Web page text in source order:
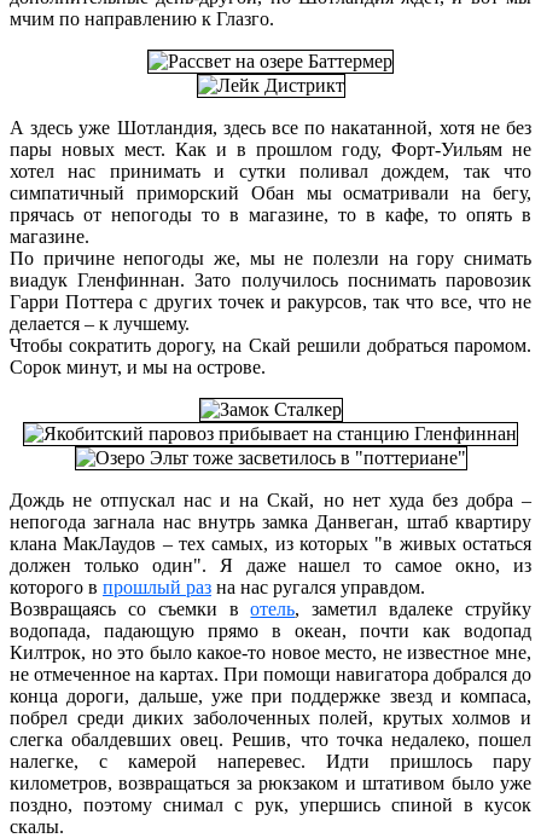
мчим по направлению к Глазго.
А здесь уже Шотландия, здесь все по накатанной, хотя не без
пары новых мест. Как и в прошлом году, Форт-Уильям не
хотел нас принимать и сутки поливал дождем, так что
симпатичный приморский Обан мы осматривали на бегу,
прячась от непогоды то в магазине, то в кафе, то опять в
магазине.
По причине непогоды же, мы не полезли на гору снимать
виадук Гленфиннан. Зато получилось поснимать паровозик
Гарри Поттера с других точек и ракурсов, так что все, что не
делается – к лучшему.
Чтобы сократить дорогу, на Скай решили добраться паромом.
Сорок минут, и мы на острове.
Дождь не отпускал нас и на Скай, но нет худа без добра –
непогода загнала нас внутрь замка Данвеган, штаб квартиру
клана МакЛаудов – тех самых, из которых "в живых остаться
должен только один". Я даже нашел то самое окно, из
которого в прошлый раз на нас ругался управдом.
Возвращаясь со съемки вотель, заметил вдалеке струйку
водопада, падающую прямо в океан, почти как водопад
Килтрок, но это было какое-то новое место, не известное мне,
не отмеченное на картах. При помощи навигатора добрался до
конца дороги, дальше, уже при поддержке звезд и компаса,
побрел среди диких заболоченных полей, крутых холмов и
слегка обалдевших овец. Решив, что точка недалеко, пошел
налегке, с камерой наперевес. Идти пришлось пару
километров, возвращаться за рюкзаком и штативом было уже
поздно, поэтому снимал с рук, упершись спиной в кусок
скалы.